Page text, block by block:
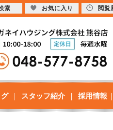
スタッフ紹介 採用情報
索 お気に入り 閲覧